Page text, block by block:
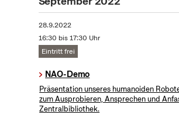
28.9.2022
16:30 bis 17:30 Uhr
Eintritt frei
NAO-Demo
Präsentation unseres humanoiden
zum Ausprobieren, Ansprechen und
Zentralbibliothek.